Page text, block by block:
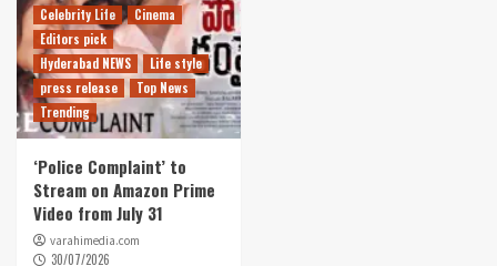
Celebrity Life
Cinema
Editors pick
Hyderabad NEWS
Life style
press release
Top News
Trending
‘Police Complaint’ to
Stream on Amazon Prime
Video from July 31
varahimedia.com
30/07/2026